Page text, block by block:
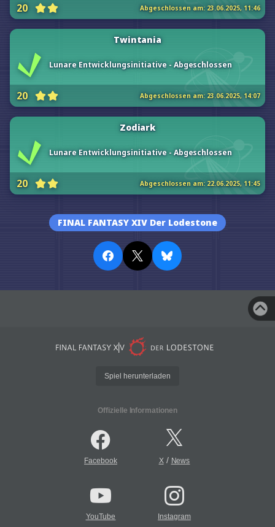
20 Abgeschlossen am: 23.06.2025, 11:46
Twintania
Lunare Entwicklungsinitiative - Abgeschlossen
20 Abgeschlossen am: 23.06.2025, 14:07
Zodiark
Lunare Entwicklungsinitiative - Abgeschlossen
20 Abgeschlossen am: 22.06.2025, 11:45
FINAL FANTASY XIV Der Lodestone
Spiel herunterladen
Offizielle Informationen
Facebook X/ News
YouTube Instagram